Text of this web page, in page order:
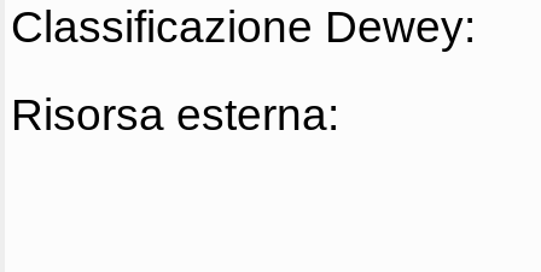
Classificazione Dewey:
Risorsa esterna: